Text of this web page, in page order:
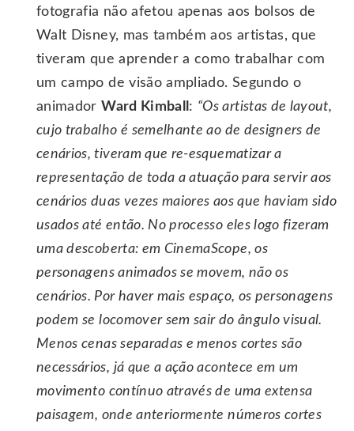
fotografia não afetou apenas aos bolsos de
Walt Disney, mas também aos artistas, que
tiveram que aprender a como trabalhar com
um campo de visão ampliado. Segundo o
animador Ward Kimball : “Os artistas de layout,
cujo trabalho é semelhante ao de designers de
cenários, tiveram que re-esquematizar a
representação de toda a atuação para servir aos
cenários duas vezes maiores aos que haviam sido
usados até então. No processo eles logo fizeram
uma descoberta: em CinemaScope, os
personagens animados se movem, não os
cenários. Por haver mais espaço, os personagens
podem se locomover sem sair do ângulo visual.
Menos cenas separadas e menos cortes são
necessários, já que a ação acontece em um
movimento contínuo através de uma extensa
paisagem, onde anteriormente números cortes